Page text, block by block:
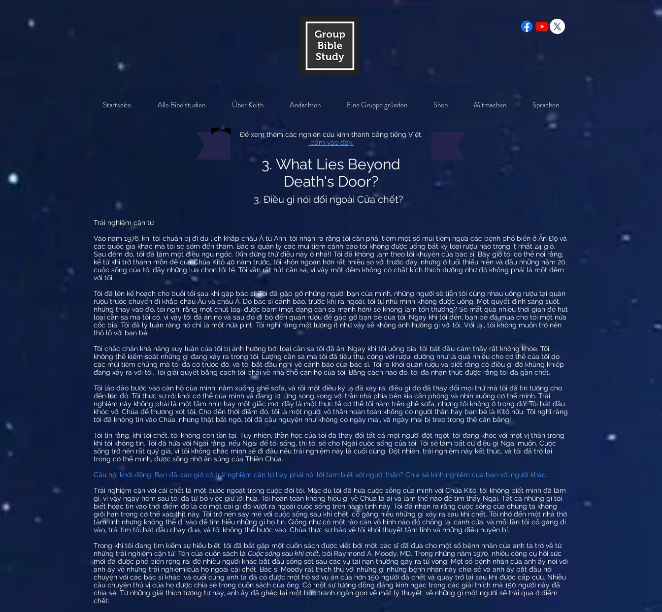
Startseite Alle Bibelstudien Über Keith Andachten Eine Gruppe gründen Shop Mitmachen Sprachen
3. What Lies Beyond
Death's Door?
Để xem thêm các nghiên cứu kinh thánh bằng tiếng Việt,
bấm vào đây.
3. Điều gì nói dối ngoài Cửa chết?
Trải nghiệm cận tử
Vào năm 1976, khi tôi chuẩn bị đi du lịch khắp châu Á từ Anh, tôi nhận ra rằng tôi cần phải tiêm một số mũi tiêm ngừa các bệnh phổ biến ở Ấn Độ và
các quốc gia khác mà tôi sẽ sớm đến thăm. Bác sĩ quản lý các mũi tiêm cảnh báo tôi không được uống bất kỳ loại rượu nào trong ít nhất 24 giờ.
Sau đêm đó, tôi đã làm một điều ngu ngốc. (Xin đừng thử điều này ở nhà!) Tôi đã không làm theo lời khuyên của bác sĩ. Bây giờ tôi có thể nói rằng,
kể từ khi trở thành môn đệ của Chúa Kitô 40 năm trước, tôi khôn ngoan hơn rất nhiều so với trước đây, nhưng ở tuổi thiếu niên và đầu những năm 20,
cuộc sống của tôi đầy những lựa chọn tồi tệ. Tôi vẫn rất hút cần sa, vì vậy một đêm không có chất kích thích dường như đó không phải là một đêm
với tôi.
Tôi đã lên kế hoạch cho buổi tối sau khi gặp bác sĩ; Tôi đã gặp gỡ những người bạn của mình, những người sẽ tiễn tôi cùng nhau uống rượu tại quán
rượu trước chuyến đi khắp châu Âu và châu Á. Do bác sĩ cảnh báo, trước khi ra ngoài, tôi tự nhủ mình không được uống. Một quyết định sáng suốt,
nhưng thay vào đó, tôi nghĩ rằng một chút loại được băm (một dạng cần sa mạnh hơn) sẽ không làm tổn thương? Sẽ mất quá nhiều thời gian để hút
loại cần sa mà tôi có, vì vậy tôi đã ăn nó và sau đó đi bộ đến quán rượu để gặp gỡ bạn bè của tôi. Ngay khi tôi đến, bạn bè đã mua cho tôi một nửa
cốc bia. Tôi đã lý luận rằng nó chỉ là một nửa pint; Tôi nghĩ rằng một lượng ít như vậy sẽ không ảnh hưởng gì với tôi. Với lại, tôi không muốn trở nên
thô lỗ với bạn bè.
Tôi chắc chắn khả năng suy luận của tôi bị ảnh hưởng bởi loại cần sa tôi đã ăn. Ngay khi tôi uống bia, tôi bắt đầu cảm thấy rất không khỏe. Tôi
không thể kiểm soát những gì đang xảy ra trong tôi. Lượng cần sa mà tôi đã tiêu thụ, cộng với rượu, dường như là quá nhiều cho cơ thể của tôi do
các mũi tiêm chủng mà tôi đã có trước đó, và tôi bắt đầu nghĩ về cảnh báo của bác sĩ. Tôi ra khỏi quán rượu và biết rằng có điều gì đó khủng khiếp
đang xảy ra với tôi. Tôi giải quyết bằng cách tôi phải về nhà chỗ căn hộ của tôi. Bằng cách nào đó, tôi đã nhận thức được rằng tôi đã gần chết.
Tôi lảo đảo bước vào căn hộ của mình, nằm xuống ghế sofa, và rồi một điều kỳ lạ đã xảy ra, điều gì đó đã thay đổi mọi thứ mà tôi đã tin tưởng cho
đến lúc đó. Tôi thực sự rời khỏi cơ thể của mình và đang lơ lửng song song với trần nhà phía bên kia căn phòng và nhìn xuống cơ thể mình. Trải
nghiệm này không phải là một tầm nhìn hay một giấc mơ; đây là một thực tế cơ thể tôi nằm trên ghế sofa, nhưng tôi không ở trong đó! Tôi bắt đầu
khóc với Chúa để thương xót tôi. Cho đến thời điểm đó, tôi là một người vô thần hoàn toàn không có người thân hay bạn bè là Kitô hữu. Tôi nghĩ rằng
tôi đã không tin vào Chúa, nhưng thật bất ngờ, tôi đã cầu nguyện như không có ngày mai, và ngày mai bị treo trong thế cân bằng!
Tôi tin rằng, khi tôi chết, tôi không còn tồn tại. Tuy nhiên, thần học của tôi đã thay đổi tất cả một người đột ngột, tôi đang khóc với một vị thần trong
khi tôi không tin. Tôi đã hứa với Ngài rằng, nếu Ngài để tôi sống, thì tôi sẽ cho Ngài cuộc sống của tôi; Tôi sẽ làm bất cứ điều gì Ngài muốn. Cuộc
sống trở nên rất quý giá, vì tôi không chắc mình sẽ đi đâu nếu trải nghiệm này là cuối cùng. Đột nhiên, trải nghiệm này kết thúc, và tôi đã trở lại
trong cơ thể mình, được sống nhờ ân sủng của Thiên Chúa.
Câu hỏi khởi động: Bạn đã bao giờ có trải nghiệm cận tử hay phải nói lời tạm biệt với người thân? Chia sẻ kinh nghiệm của bạn với người khác.
Trải nghiệm cận với cái chết là một bước ngoặt trong cuộc đời tôi. Mặc dù tôi đã hứa cuộc sống của mình với Chúa Kitô, tôi không biết mình đã làm
gì, vì vậy ngày hôm sau tôi đã từ bỏ việc giữ lời hứa. Tôi hoàn toàn không hiểu gì về Chúa là ai và làm thế nào để tìm thấy Ngài. Tất cả những gì tôi
biết hoặc tin vào thời điểm đó là có một cái gì đó vượt ra ngoài cuộc sống trên hành tinh này. Tôi đã nhận ra rằng cuộc sống của chúng ta không
giới hạn trong cơ thể xác thịt này. Tôi trở nên say mê với cuộc sống sau khi chết, cố gắng hiểu những gì xảy ra sau khi chết. Tôi nhớ đến một nhà thờ
tâm linh nhưng không thể đi vào để tìm hiểu những gì họ tin. Giống như có một rào cản vô hình nào đó chống lại cánh cửa, và mỗi lần tôi cố gắng đi
vào, trái tim tôi bắt đầu chạy đua, và tôi không thể bước vào. Chúa thực sự bảo vệ tôi khỏi thuyết tâm linh và những điều huyền bí.
Trong khi tôi đang tìm kiếm sự hiểu biết, tôi đã bắt gặp một cuốn sách được viết bởi một bác sĩ đã đưa cho một số bệnh nhân của anh ta trở về từ
những trải nghiệm cận tử. Tên của cuốn sách là Cuộc sống sau khi chết, bởi Raymond A. Moody, MD. Trong những năm 1970, nhiều công cụ hồi sức
mới đã được phổ biến rộng rãi để nhiều người khác bắt đầu sống sót sau các vụ tai nạn thường gây ra tử vong. Một số bệnh nhân của anh ấy nói với
anh ấy về những trải nghiệm của họ ngoài cái chết. Bác sĩ Moody rất thích thú với những gì những bệnh nhân này chia sẻ và anh ấy bắt đầu nói
chuyện với các bác sĩ khác, và cuối cùng anh ta đã có được một hồ sơ vụ án của hơn 150 người đã chết và quay trở lại sau khi được cấp cứu. Nhiều
câu chuyện thú vị của họ được chia sẻ trong cuốn sách của ông. Có một sự tương đồng đáng kinh ngạc trong các giải thích mà 150 người này đã
chia sẻ. Từ những giải thích tương tự này, anh ấy đã ghép lại một bức tranh ngắn gọn về mặt lý thuyết, về những gì một người sẽ trải qua ở điểm
chết: